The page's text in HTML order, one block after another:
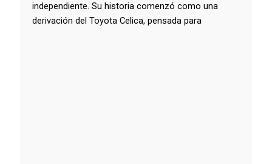
independiente. Su historia comenzó como una
derivación del Toyota Celica, pensada para